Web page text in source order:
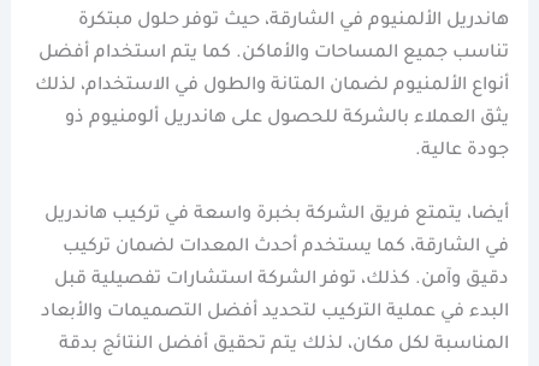
هاندريل الألمنيوم في الشارقة، حيث توفر حلول مبتكرة
تناسب جميع المساحات والأماكن. كما يتم استخدام أفضل
أنواع الألمنيوم لضمان المتانة والطول في الاستخدام، لذلك
يثق العملاء بالشركة للحصول على هاندريل ألومنيوم ذو
جودة عالية.
أيضا، يتمتع فريق الشركة بخبرة واسعة في تركيب هاندريل
في الشارقة، كما يستخدم أحدث المعدات لضمان تركيب
دقيق وآمن. كذلك، توفر الشركة استشارات تفصيلية قبل
البدء في عملية التركيب لتحديد أفضل التصميمات والأبعاد
المناسبة لكل مكان، لذلك يتم تحقيق أفضل النتائج بدقة